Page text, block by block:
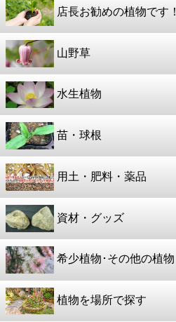
店長お勧めの植物です！
山野草
水生植物
苗・球根
用土・肥料・薬品
資材・グッズ
希少植物･その他の植物
植物を場所で探す